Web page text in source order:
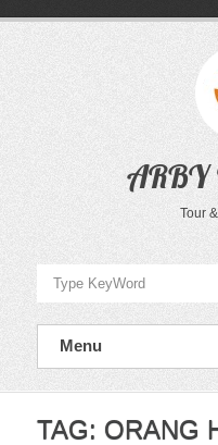
ARBY
Tour
Menu
TAG: ORANG